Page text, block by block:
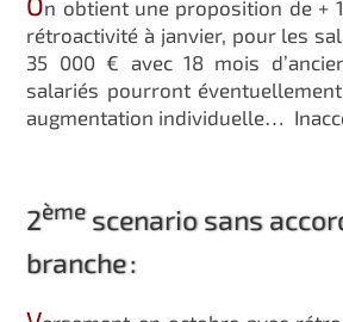
n obtient une proposition de +
rétroactivité à janvier, pour les
35 000 € avec 18 mois
salariés pourront
augmentation individuelle…
2èmescenario sans
branche :